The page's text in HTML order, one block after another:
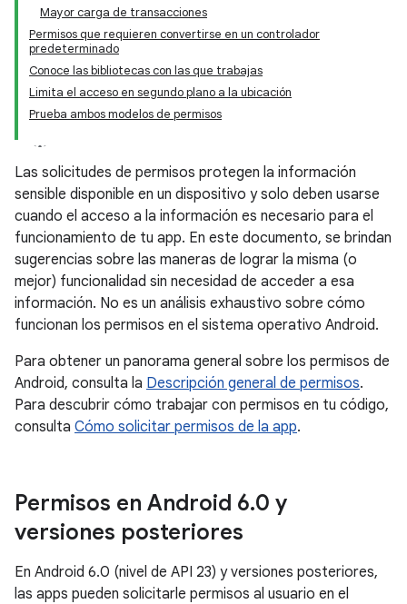
Mayor carga de transacciones
Permisos que requieren convertirse en un controlador
predeterminado
Conoce las bibliotecas con las que trabajas
Limita el acceso en segundo plano a la ubicación
Prueba ambos modelos de permisos
Las solicitudes de permisos protegen la información
sensible disponible en un dispositivo y solo deben usarse
cuando el acceso a la información es necesario para el
funcionamiento de tu app. En este documento, se brindan
sugerencias sobre las maneras de lograr la misma (o
mejor) funcionalidad sin necesidad de acceder a esa
información. No es un análisis exhaustivo sobre cómo
funcionan los permisos en el sistema operativo Android.
Para obtener un panorama general sobre los permisos de
Android, consulta la Descripción general de permisos.
Para descubrir cómo trabajar con permisos en tu código,
consulta Cómo solicitar permisos de la app.
Permisos en Android 6.0 y
versiones posteriores
En Android 6.0 (nivel de API 23) y versiones posteriores,
las apps pueden solicitarle permisos al usuario en el